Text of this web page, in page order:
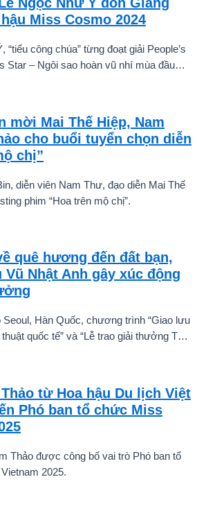
Miss Cosmo 2024
“tiểu công chúa” từng đoạt giải People’s
Star – Ngôi sao hoàn vũ nhí mùa đầu
mời Mai Thế Hiệp, Nam
cho buổi tuyển chọn diễn
chị”
diễn viên Nam Thư, đạo diễn Mai Thế
phim “Hoa trên mộ chị”.
quê hương đến đất bạn,
Nhật Anh gây xúc động
Seoul, Hàn Quốc, chương trình “Giao lưu
quốc tế” và “Lễ trao giải thưởng Tài
hát trữ tình sâu lắng, mang đậm hơi thở
từ Hoa hậu Du lịch Việt
Phó ban tổ chức Miss
Thảo được công bố vai trò Phó ban tổ
2025.